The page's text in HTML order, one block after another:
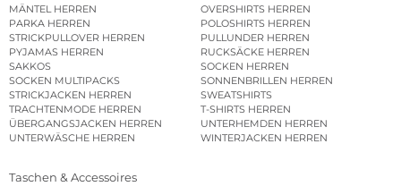
MÄNTEL HERREN
OVERSHIRTS HERREN
PARKA HERREN
POLOSHIRTS HERREN
STRICKPULLOVER HERREN
PULLUNDER HERREN
PYJAMAS HERREN
RUCKSÄCKE HERREN
SAKKOS
SOCKEN HERREN
SOCKEN MULTIPACKS
SONNENBRILLEN HERREN
STRICKJACKEN HERREN
SWEATSHIRTS
TRACHTENMODE HERREN
T-SHIRTS HERREN
ÜBERGANGSJACKEN HERREN
UNTERHEMDEN HERREN
UNTERWÄSCHE HERREN
WINTERJACKEN HERREN
Taschen & Accessoires